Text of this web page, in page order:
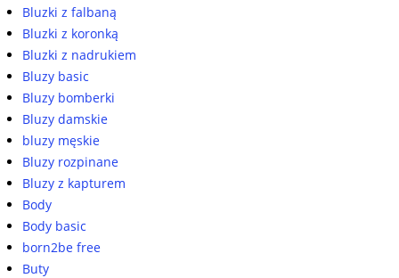
Bluzki z falbaną
Bluzki z koronką
Bluzki z nadrukiem
Bluzy basic
Bluzy bomberki
Bluzy damskie
bluzy męskie
Bluzy rozpinane
Bluzy z kapturem
Body
Body basic
born2be free
Buty